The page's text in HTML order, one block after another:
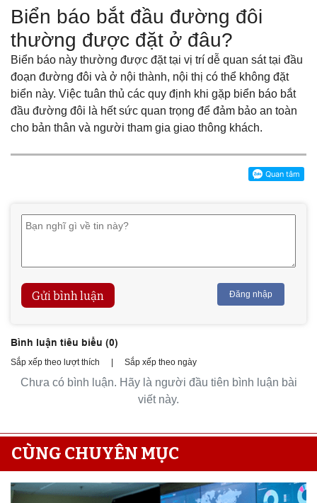
Biển báo bắt đầu đường đôi
thường được đặt ở đâu?
Biển báo này thường được đặt tại vị trí dễ quan sát tại đầu
đoạn đường đôi và ở nội thành, nội thị có thể không đặt
biển này. Việc tuân thủ các quy định khi gặp biển báo bắt
đầu đường đôi là hết sức quan trọng để đảm bảo an toàn
cho bản thân và người tham gia giao thông khách.
Gửi bình luận Đăng nhập
Bình luận tiêu biểu (0)
Sắp xếp theo lượt thích | Sắp xếp theo ngày
Chưa có bình luận. Hãy là người đầu tiên bình luận bài
viết này.
CÙNG CHUYÊN MỤC